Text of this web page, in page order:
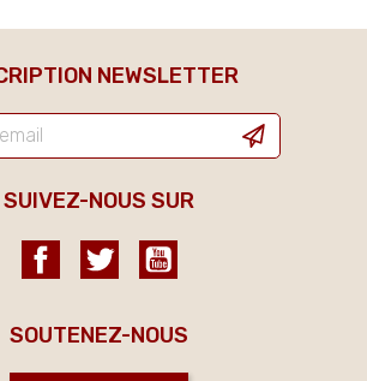
NEWSLETTER
SUIVEZ-NOUS SUR
FacebookTwitter
SOUTENEZ-NOUS